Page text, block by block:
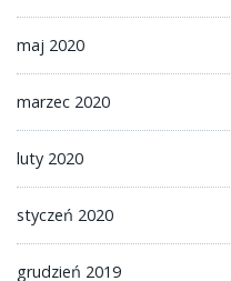
maj 2020
marzec 2020
luty 2020
styczeń 2020
grudzień 2019